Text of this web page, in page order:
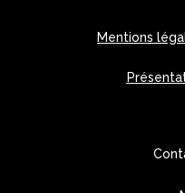
Mentions